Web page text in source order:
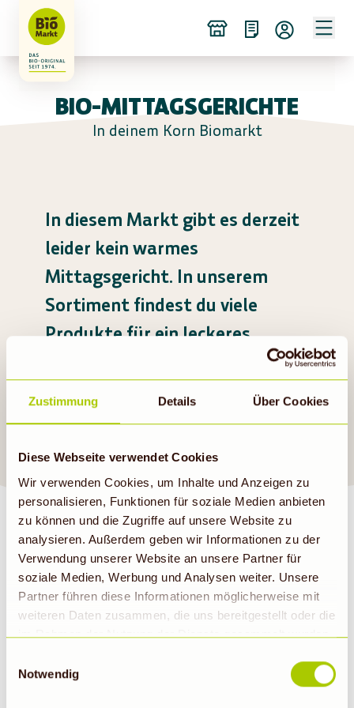
Zustimmung Details Über Cookies
Diese Webseite verwendet Cookies
Wir verwenden Cookies, um Inhalte und Anzeigen zu
personalisieren, Funktionen für soziale Medien anbieten
zu können und die Zugriffe auf unsere Website zu
analysieren. Außerdem geben wir Informationen zu der
Verwendung unserer Website an unsere Partner für
soziale Medien, Werbung und Analysen weiter. Unsere
Partner führen diese Informationen möglicherweise mit
weiteren Daten zusammen, die uns bereitgestellt oder die
im Rahmen der Nutzung der Dienste gesammelt wurden.
erhobenen Daten in den USA durch Google: Unsere
Notwendig
BIO-MITTAGSGERICHTE
In deinem Korn Biomarkt
In diesem Markt gibt es derzeit
leider kein warmes
Mittagsgericht. In unserem
Sortiment findest du viele
Produkte für ein leckeres
findest du auch in unseren
aktuellen Angeboten.
Guten Appetit!
BIOMARKT NEWSLETTER
E-Mail Abonnieren